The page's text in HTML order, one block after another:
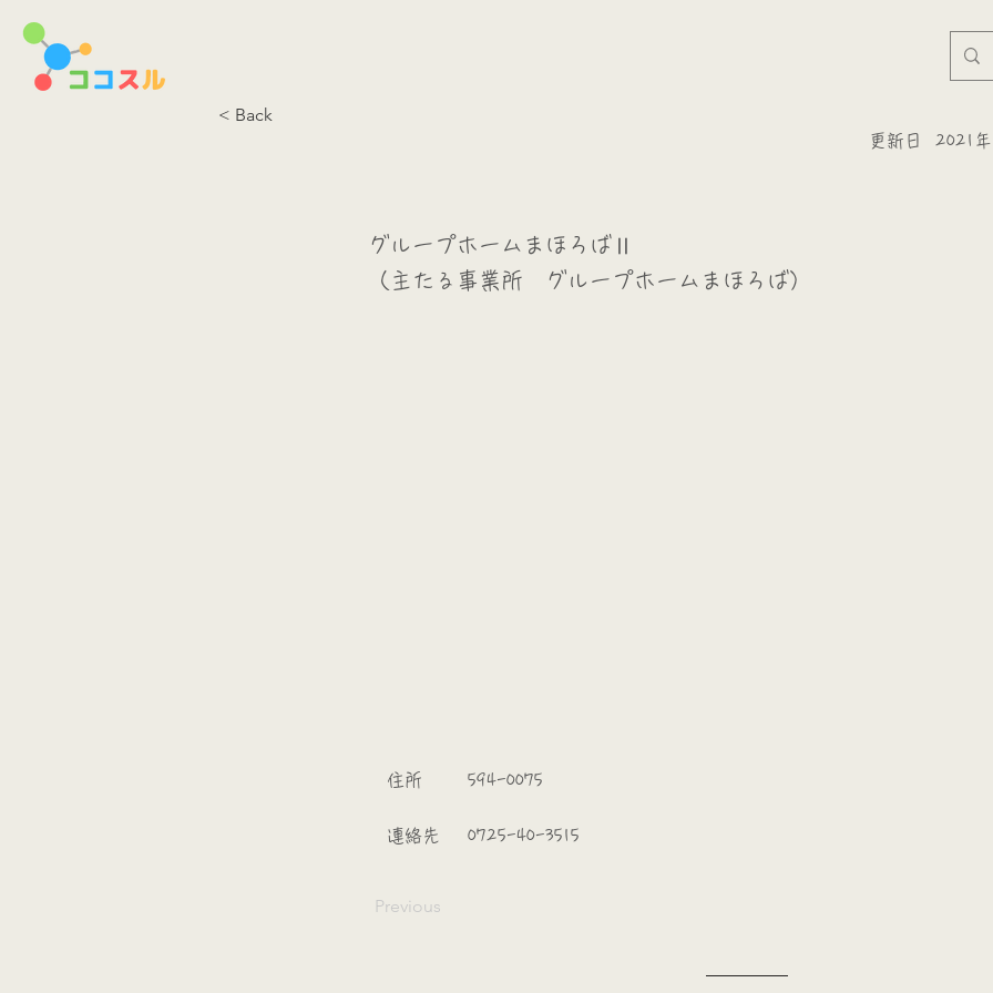
< Back
更新日 2021
グループホームまほろばⅡ
（主たる事業所 グループホームまほろば）
​​住所 594-0075
​連絡先 0725-40-3515
Previous